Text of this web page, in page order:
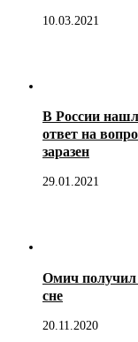
10.03.2021
В России
ответ на
заразен
29.01.2021
Омич получил
сне
20.11.2020